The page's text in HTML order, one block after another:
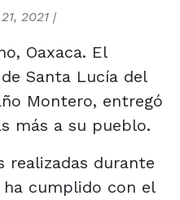
2021 |
Oaxaca. El
Santa Lucía del
Montero, entregó
más a su pueblo.
realizadas durante
cumplido con el